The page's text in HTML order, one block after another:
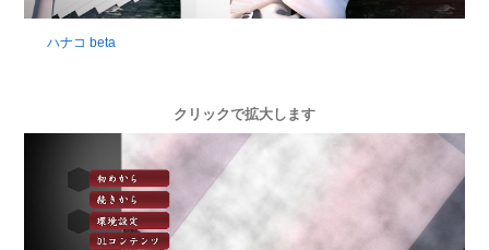
ハナコ beta
クリックで拡大します